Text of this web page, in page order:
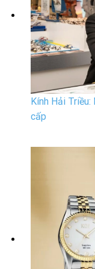
Kính Hải
cấp